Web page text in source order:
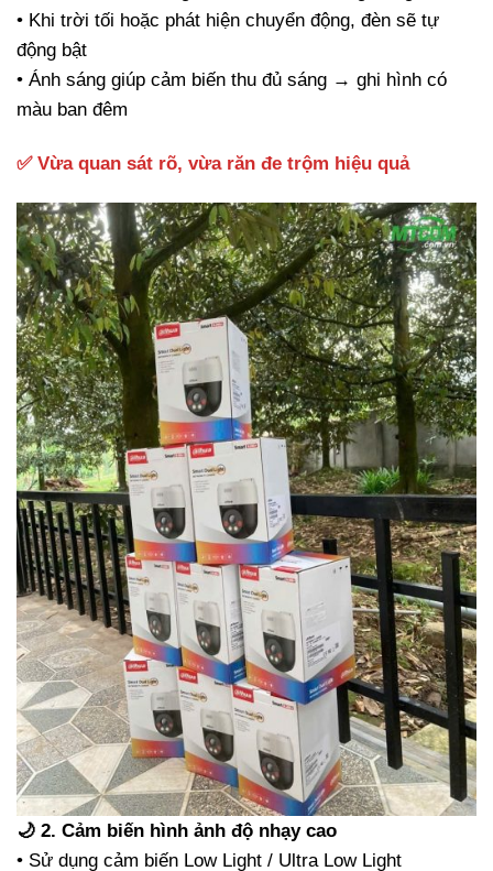
• Khi trời tối hoặc phát hiện chuyển động, đèn sẽ tự
động bật
• Ánh sáng giúp cảm biến thu đủ sáng → ghi hình có
màu ban đêm
✅ Vừa quan sát rõ, vừa răn đe trộm hiệu quả
🌙 2. Cảm biến hình ảnh độ nhạy cao
• Sử dụng cảm biến Low Light / Ultra Low Light